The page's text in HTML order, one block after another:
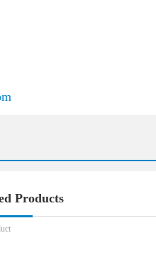
Products